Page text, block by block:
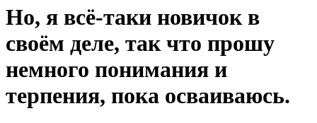
Но, я всё-таки новичок в
своём деле, так что прошу
немного понимания и
терпения, пока осваиваюсь.